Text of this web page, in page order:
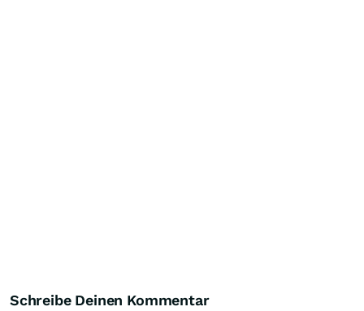
Schreibe Deinen Kommentar